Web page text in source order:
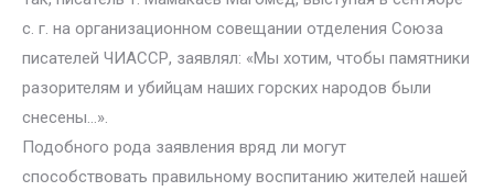
с. г. на организационном совещании отделения Союза
писателей ЧИАССР, заявлял: «Мы хотим, чтобы памятники
разорителям и убийцам наших горских народов были
снесены…».
Подобного рода заявления вряд ли могут
способствовать правильному воспитанию жителей нашей